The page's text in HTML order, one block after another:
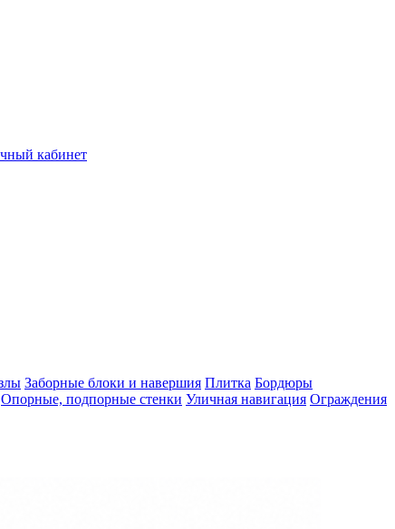
кабинет
Заборные блоки и навершия Плитка Бордюры
Опорные, подпорные стенки Уличная навигация Ограждения